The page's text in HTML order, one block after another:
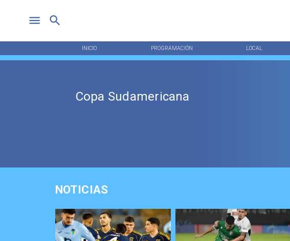
INICIO PROGRAMACIÓN LOCAL
Copa Sudamericana
NOTICIAS